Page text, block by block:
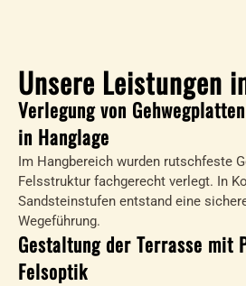
Unsere Leistungen
Verlegung von
in Hanglage
Im Hangbereich wurden rutschfeste
Felsstruktur fachgerecht verlegt. In
Sandsteinstufen entstand eine
Wegeführung.
Gestaltung der Terrasse mit
Felsoptik